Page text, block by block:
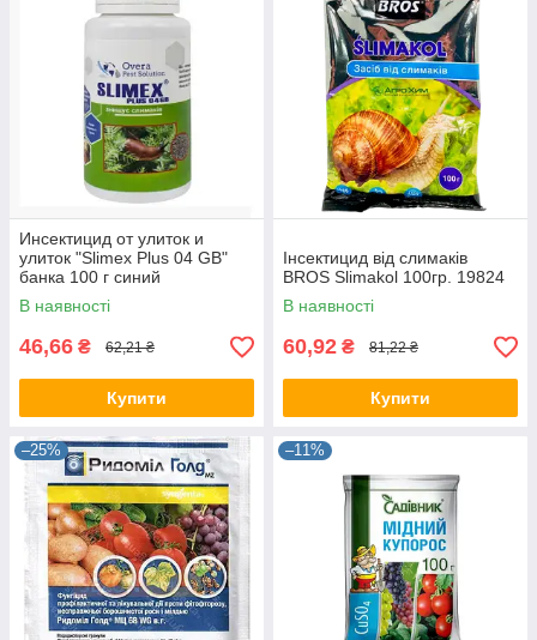
Инсектицид от улиток и
улиток "Slimex Plus 04 GB"
банка 100 г синий
В наявності
46,66 ₴ 62,21 ₴
Купити
Інсектицид від слимаків
BROS Slimakol 100гр. 19824
В наявності
60,92 ₴ 81,22 ₴
Купити
–25% –11%